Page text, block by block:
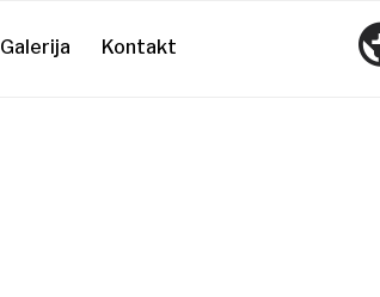
Galerija Kontakt